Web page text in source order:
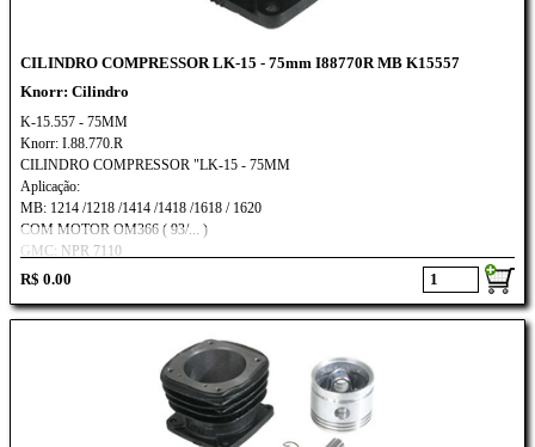
CILINDRO COMPRESSOR LK-15 - 75mm I88770R MB K15557
Knorr: Cilindro
K-15.557 - 75MM
Knorr: I.88.770.R
CILINDRO COMPRESSOR "LK-15 - 75MM
Aplicação:
MB: 1214 /1218 /1414 /1418 /1618 / 1620
COM MOTOR OM366 ( 93/... )
GMC: NPR 7110
R$ 0.00